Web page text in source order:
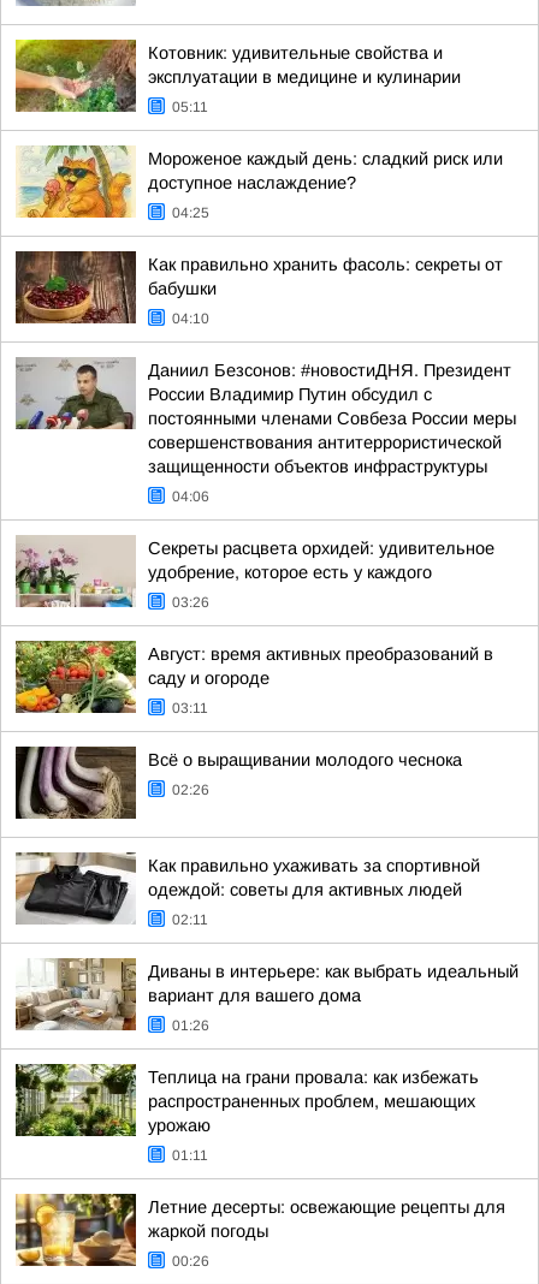
Котовник: удивительные свойства и
эксплуатации в медицине и кулинарии
05:11
Мороженое каждый день: сладкий риск или
доступное наслаждение?
04:25
Как правильно хранить фасоль: секреты от
бабушки
04:10
Даниил Безсонов: #новостиДНЯ. Президент
России Владимир Путин обсудил с
постоянными членами Совбеза России меры
совершенствования антитеррористической
защищенности объектов инфраструктуры
04:06
Секреты расцвета орхидей: удивительное
удобрение, которое есть у каждого
03:26
Август: время активных преобразований в
саду и огороде
03:11
Всё о выращивании молодого чеснока
02:26
Как правильно ухаживать за спортивной
одеждой: советы для активных людей
02:11
Диваны в интерьере: как выбрать идеальный
вариант для вашего дома
01:26
Теплица на грани провала: как избежать
распространенных проблем, мешающих
урожаю
01:11
Летние десерты: освежающие рецепты для
жаркой погоды
00:26